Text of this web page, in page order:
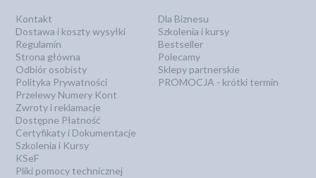
Kontakt
Dostawa i koszty wysyłki
Regulamin
Strona główna
Odbiór osobisty
Polityka Prywatności
Przelewy Numery Kont
Zwroty i reklamacje
Dostępne Płatność
Certyfikaty i Dokumentacje
Szkolenia i Kursy
KSeF
Pliki pomocy technicznej
Dla Biznesu
Szkolenia i kursy
Bestseller
Polecamy
Sklepy partnerskie
PROMOCJA - krótki termin